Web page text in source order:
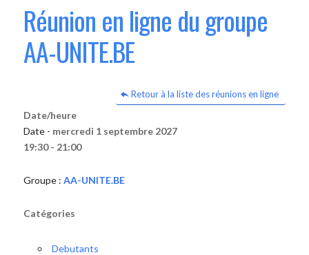
Réunion en ligne du groupe
AA-UNITE.BE
Retour à la liste des réunions en ligne
Date/heure
Date - mercredi 1 septembre 2027
19:30 - 21:00
Groupe : AA-UNITE.BE
Catégories
Debutants